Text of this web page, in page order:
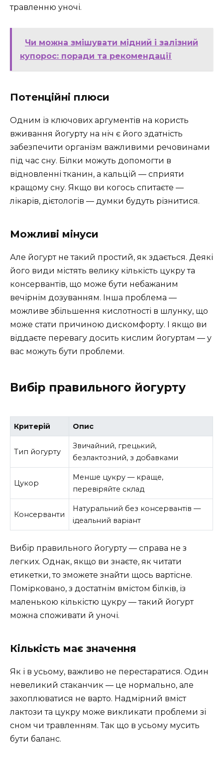
травленню уночі.
Чи можна змішувати мідний і залізний
купорос: поради та рекомендації
Потенційні плюси
Одним із ключових аргументів на користь
вживання йогурту на ніч є його здатність
забезпечити організм важливими речовинами
під час сну. Білки можуть допомогти в
відновленні тканин, а кальцій — сприяти
кращому сну. Якщо ви когось спитаєте —
лікарів, дієтологів — думки будуть різнитися.
Можливі мінуси
Але йогурт не такий простий, як здається. Деякі
його види містять велику кількість цукру та
консервантів, що може бути небажаним
вечірнім дозуванням. Інша проблема —
можливе збільшення кислотності в шлунку, що
може стати причиною дискомфорту. І якщо ви
віддаєте перевагу досить кислим йогуртам — у
вас можуть бути проблеми.
Вибір правильного йогурту
Критерій Опис
Тип йогурту
Звичайний, грецький,
безлактозний, з добавками
Цукор
Менше цукру — краще,
перевіряйте склад
Консерванти
Натуральний без консервантів —
ідеальний варіант
Вибір правильного йогурту — справа не з
легких. Однак, якщо ви знаєте, як читати
етикетки, то зможете знайти щось вартісне.
Помірковано, з достатнім вмістом білків, із
маленькою кількістю цукру — такий йогурт
можна споживати й уночі.
Кількість має значення
Як і в усьому, важливо не перестаратися. Один
невеликий стаканчик — це нормально, але
захоплюватися не варто. Надмірний вміст
лактози та цукру може викликати проблеми зі
сном чи травленням. Так що в усьому мусить
бути баланс.